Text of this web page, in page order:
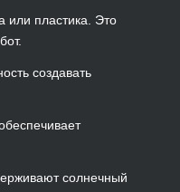
или пластика. Это
создавать
солнечный